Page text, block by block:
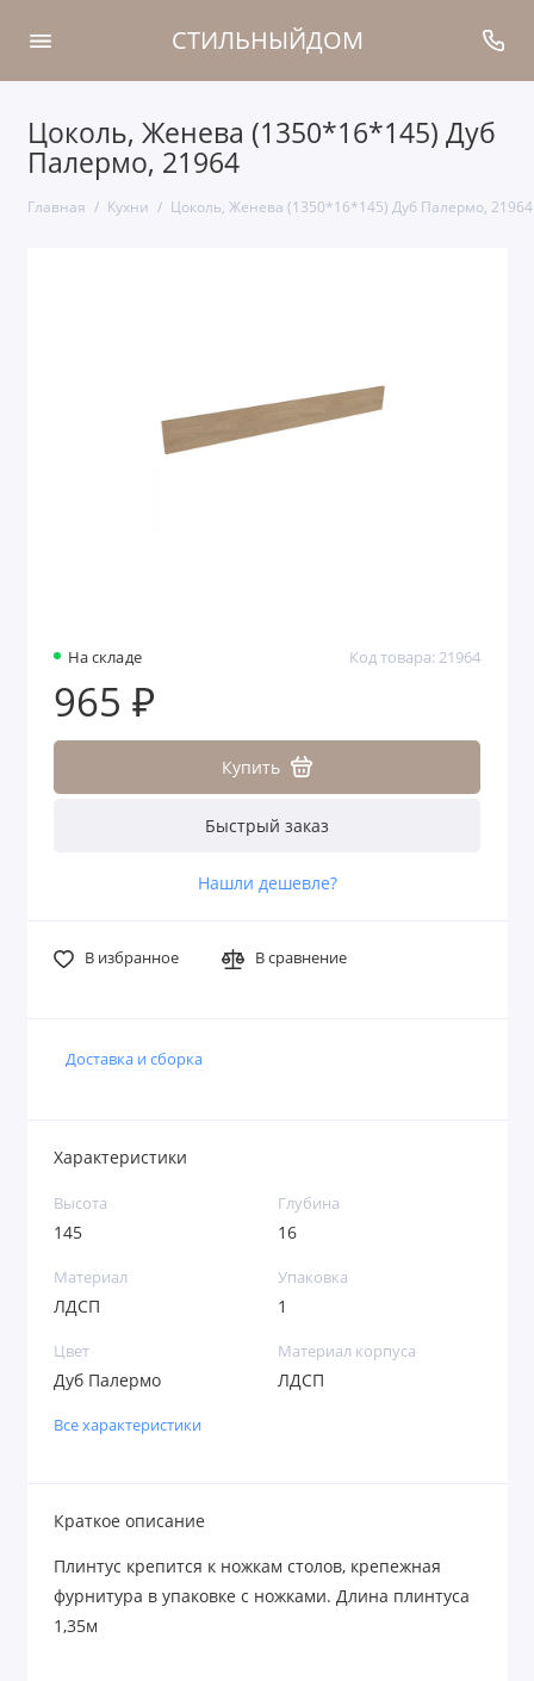
СТИЛЬНЫЙДОМ
Цоколь, Женева (1350*16*145) Дуб
Палермо, 21964
Главная Кухни Цоколь, Женева (1350*16*145) Дуб Палермо, 21964
На складе Код товара: 21964
965 ₽
Купить
Быстрый заказ
Нашли дешевле?
В избранное В сравнение
Доставка и сборка
Характеристики
Высота
145
Глубина
16
Материал
ЛДСП
Упаковка
1
Цвет
Дуб Палермо
Материал корпуса
ЛДСП
Все характеристики
Краткое описание
Плинтус крепится к ножкам столов, крепежная
фурнитура в упаковке с ножками. Длина плинтуса
1,35м